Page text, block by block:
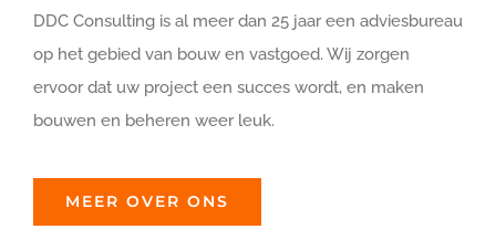
DDC Consulting is al meer dan 25 jaar een adviesbureau
op het gebied van bouw en vastgoed. Wij zorgen
ervoor dat uw project een succes wordt, en maken
bouwen en beheren weer leuk.
MEER OVER ONS